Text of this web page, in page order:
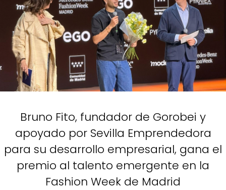
Bruno Fito, fundador de Gorobei y
apoyado por Sevilla Emprendedora
para su desarrollo empresarial, gana el
premio al talento emergente en la
Fashion Week de Madrid